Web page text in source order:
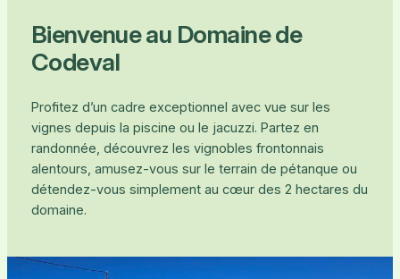
Bienvenue au Domaine de
Codeval
Profitez d’un cadre exceptionnel avec vue sur les
vignes depuis la piscine ou le jacuzzi. Partez en
randonnée, découvrez les vignobles frontonnais
alentours, amusez-vous sur le terrain de pétanque ou
détendez-vous simplement au cœur des 2 hectares du
domaine.